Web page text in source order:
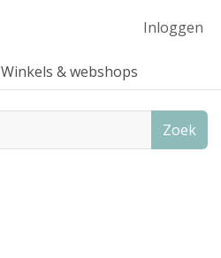
Inloggen
Winkels & webshops
Zoek